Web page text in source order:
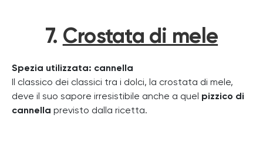
7. Crostata di mele
Spezia utilizzata: cannella
Il classico dei classici tra i dolci, la crostata di mele,
deve il suo sapore irresistibile anche a quel pizzico di
cannella previsto dalla ricetta.